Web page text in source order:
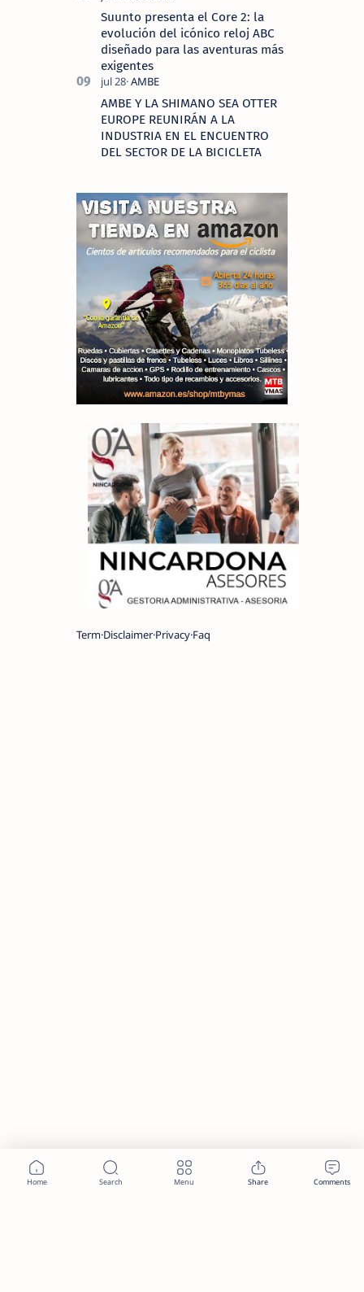
Suunto presenta el Core 2: la
evolución del icónico reloj ABC
diseñado para las aventuras más
exigentes
AMBE Y LA SHIMANO SEA OTTER
EUROPE REUNIRÁN A LA
INDUSTRIA EN EL ENCUENTRO
DEL SECTOR DE LA BICICLETA
Term Disclaimer Privacy Faq